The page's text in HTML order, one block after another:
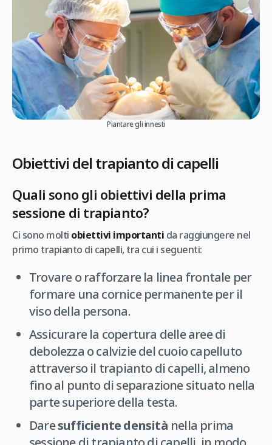
Piantare gli innesti
Obiettivi del trapianto di capelli
Quali sono gli obiettivi della prima
sessione di trapianto?
Ci sono molti obiettivi importanti da raggiungere nel
primo trapianto di capelli, tra cui i seguenti:
Trovare o rafforzare la linea frontale per
formare una cornice permanente per il
viso della persona.
Assicurare la copertura delle aree di
debolezza o calvizie del cuoio capelluto
attraverso il trapianto di capelli, almeno
fino al punto di separazione situato nella
parte superiore della testa.
Daresufficiente densità nella prima